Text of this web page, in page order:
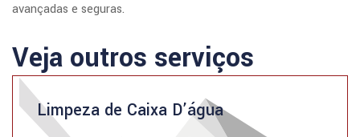
avançadas e seguras.
Veja outros serviços
Limpeza de Caixa D’água